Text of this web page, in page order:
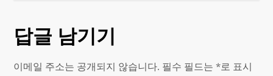
답글 남기기
이메일 주소는 공개되지 않습니다. 필수 필드는*로 표시